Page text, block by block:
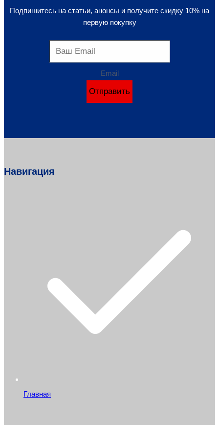
Подпишитесь на статьи, анонсы и получите скидку 10% на
первую покупку
Email
Отправить
Навигация
Главная